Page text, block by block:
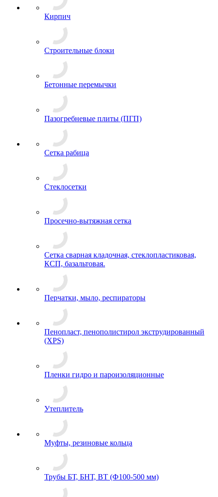
Кирпич
Строительные блоки
Бетонные перемычки
Пазогребневые плиты (ПГП)
Сетка рабица
Стеклосетки
Просечно-вытяжная сетка
Сетка сварная кладочная, стеклопластиковая,
КСП, базальтовая.
Перчатки, мыло, респираторы
Пенопласт, пенополистирол экструдированный
(XPS)
Пленки гидро и пароизоляционные
Утеплитель
Муфты, резиновые кольца
Трубы БТ, БНТ, ВТ (Ф100-500 мм)